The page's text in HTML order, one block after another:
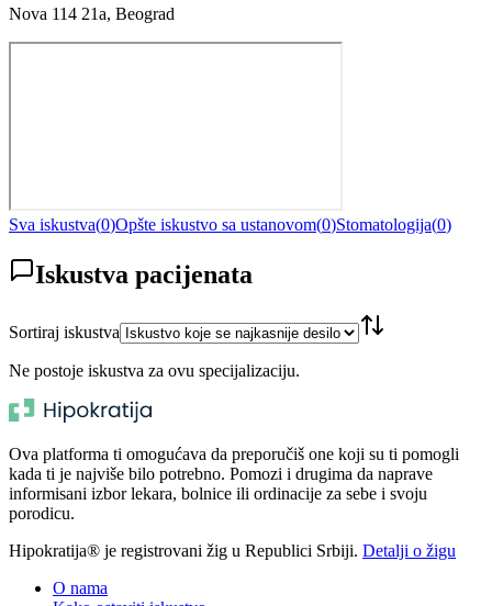
Nova 114 21a, Beograd
Sva iskustva(0)Opšte iskustvo sa ustanovom(0)Stomatologija(0)
Iskustva pacijenata
Sortiraj iskustva
Ne postoje iskustva za ovu specijalizaciju.
Ova platforma ti omogućava da preporučiš one koji su ti pomogli
kada ti je najviše bilo potrebno. Pomozi i drugima da naprave
informisani izbor lekara, bolnice ili ordinacije za sebe i svoju
porodicu.
Hipokratija® je registrovani žig u Republici Srbiji. Detalji o žigu
O nama